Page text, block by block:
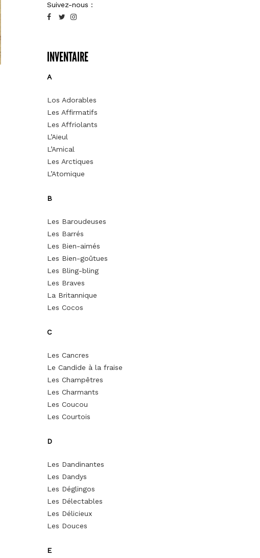
Suivez-nous :
INVENTAIRE
A
Los Adorables
Les Affirmatifs
Les Affriolants
L’Aïeul
L’Amical
Les Arctiques
L’Atomique
B
Les Baroudeuses
Les Barrés
Les Bien-aimés
Les Bien-goûtues
Les Bling-bling
Les Braves
La Britannique
Les Cocos
C
Les Cancres
Le Candide à la fraise
Les Champêtres
Les Charmants
Les Coucou
Les Courtois
D
Les Dandinantes
Les Dandys
Les Déglingos
Les Délectables
Les Délicieux
Les Douces
E